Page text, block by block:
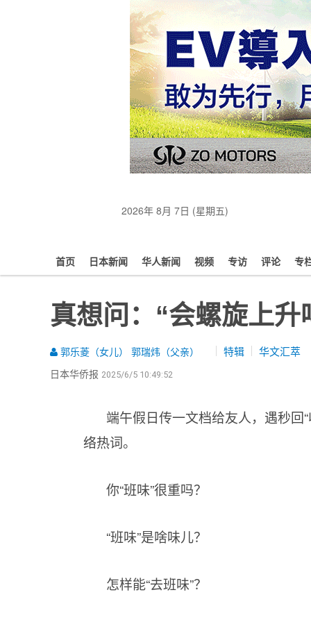
2026年 8月 7日 (星期五)
首页 日本新闻 华人新闻 视频 专访 评论 专
真想问：“会螺旋上升
郭乐菱（女儿） 郭瑞炜（父亲） 特辑 华文汇萃
日本华侨报 2025/6/5 10:49:52
端午假日传一文档给友人，遇秒回
络热词。
你“班味”很重吗？
“班味”是啥味儿？
怎样能“去班味”？